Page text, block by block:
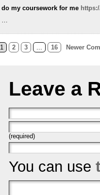
do my coursework for me
1 2 3 16 Newer
Leave a
(required)
You can use